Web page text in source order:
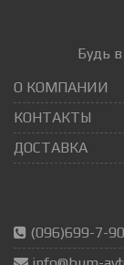
Будь
О КОМПАНИИ
КОНТАКТЫ
ДОСТАВКА
(096)699-7-